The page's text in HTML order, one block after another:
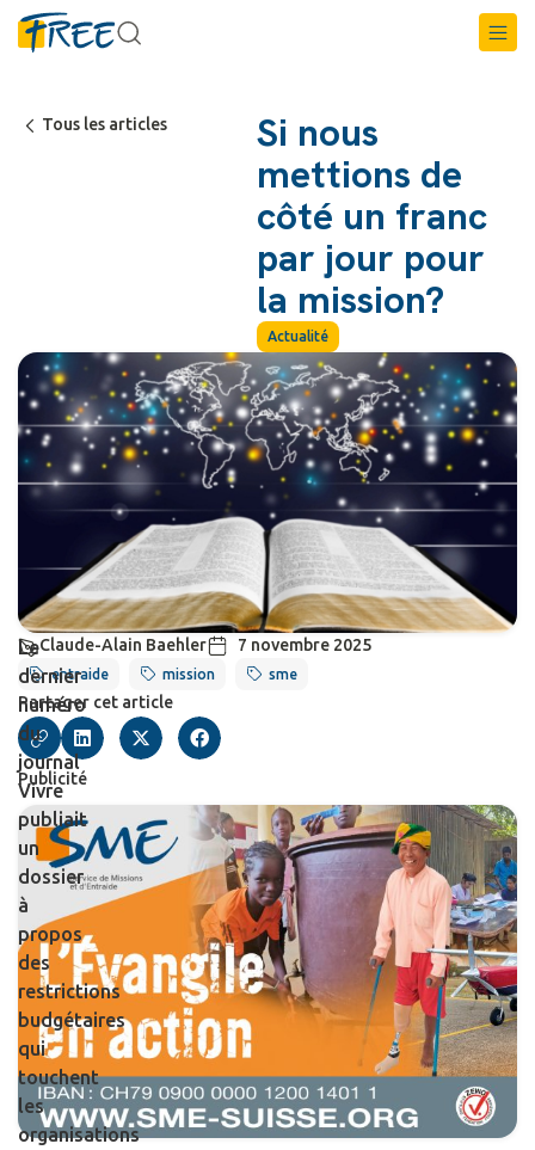
Tous les articles
Si nous
mettions de
côté un franc
par jour pour
la mission?
Actualité
Claude-Alain Baehler 7 novembre 2025
entraide mission sme
Partager cet article
Publicité
Le
dernier
numéro
du
journal
Vivre
publiait
un
dossier
à
propos
des
restrictions
budgétaires
qui
touchent
les
organisations